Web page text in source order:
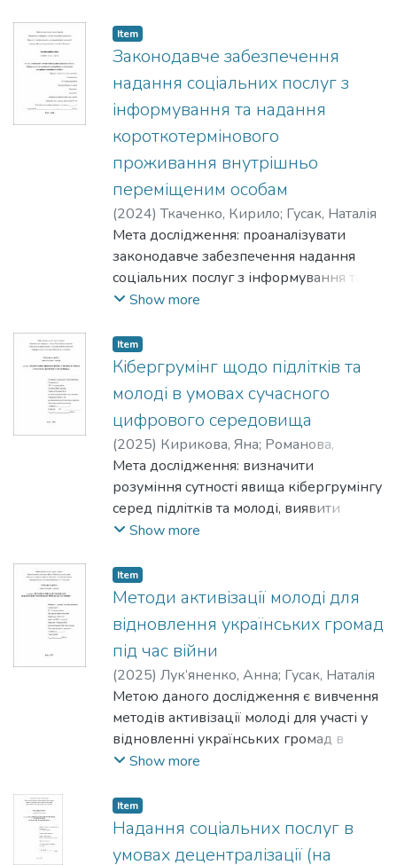
зумовленого насильства,
проаналізувати практичні кейси та
визначити види соціальної підтримки.
Item
Законодавче забезпечення
надання соціальних послуг з
інформування та надання
короткотермінового
проживання внутрішньо
переміщеним особам
(2024)Ткаченко, Кирило; Гусак, Наталія
Мета дослідження: проаналізувати
законодавче забезпечення надання
соціальних послуг з інформування та
надання короткотермінового
особам.
Show more
Item
Кібергрумінг щодо підлітків та
молоді в умовах сучасного
цифрового середовища
(2025) Кирикова, Яна; Романова,
Наталія
Мета дослідження: визначити
розуміння сутності явища кібергрумінгу
серед підлітків та молоді, виявити
способи поширення та шляхи протидії в
середовища.
Show more
Item
Методи активізації молоді для
відновлення українських громад
під час війни
(2025) Лук’яненко, Анна; Гусак, Наталія
Метою даного дослідження є вивчення
методів активізації молоді для участі у
відновленні українських громад в
умовах війни.
Show more
Item
Надання соціальних послуг в
умовах децентралізації (на